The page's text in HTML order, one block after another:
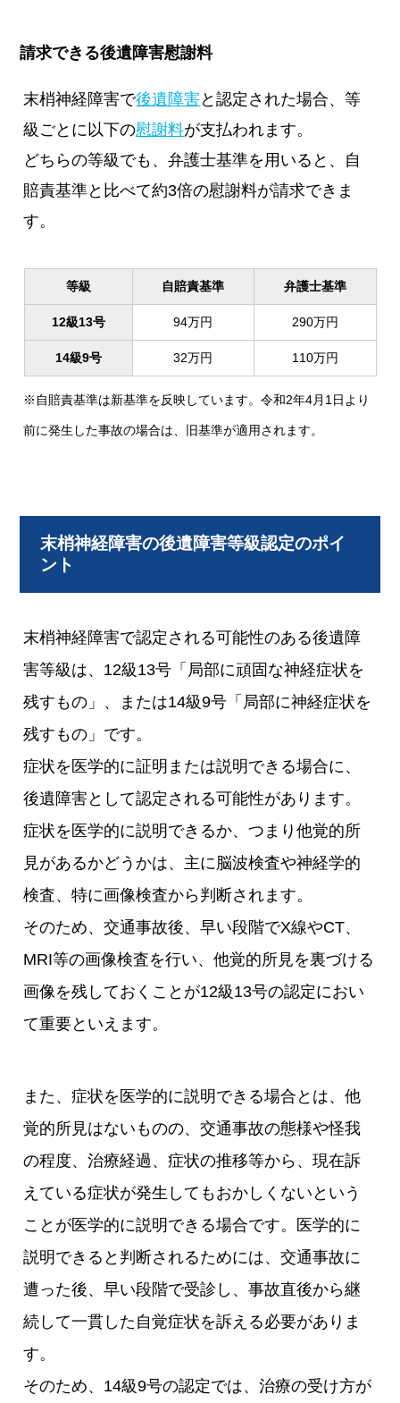
請求できる後遺障害慰謝料
末梢神経障害で後遺障害と認定された場合、等
級ごとに以下の慰謝料が支払われます。
どちらの等級でも、弁護士基準を用いると、自
賠責基準と比べて約3倍の慰謝料が請求できま
す。
等級 自賠責基準 弁護士基準
12級13号 94万円 290万円
14級9号 32万円 110万円
※自賠責基準は新基準を反映しています。令和2年4月1日より
前に発生した事故の場合は、旧基準が適用されます。
末梢神経障害の後遺障害等級認定のポイ
ント
末梢神経障害で認定される可能性のある後遺障
害等級は、12級13号「局部に頑固な神経症状を
残すもの」、または14級9号「局部に神経症状を
残すもの」です。
症状を医学的に証明または説明できる場合に、
後遺障害として認定される可能性があります。
症状を医学的に説明できるか、つまり他覚的所
見があるかどうかは、主に脳波検査や神経学的
検査、特に画像検査から判断されます。
そのため、交通事故後、早い段階でX線やCT、
MRI等の画像検査を行い、他覚的所見を裏づける
画像を残しておくことが12級13号の認定におい
て重要といえます。
また、症状を医学的に説明できる場合とは、他
覚的所見はないものの、交通事故の態様や怪我
の程度、治療経過、症状の推移等から、現在訴
えている症状が発生してもおかしくないという
ことが医学的に説明できる場合です。医学的に
説明できると判断されるためには、交通事故に
遭った後、早い段階で受診し、事故直後から継
続して一貫した自覚症状を訴える必要がありま
す。
そのため、14級9号の認定では、治療の受け方が